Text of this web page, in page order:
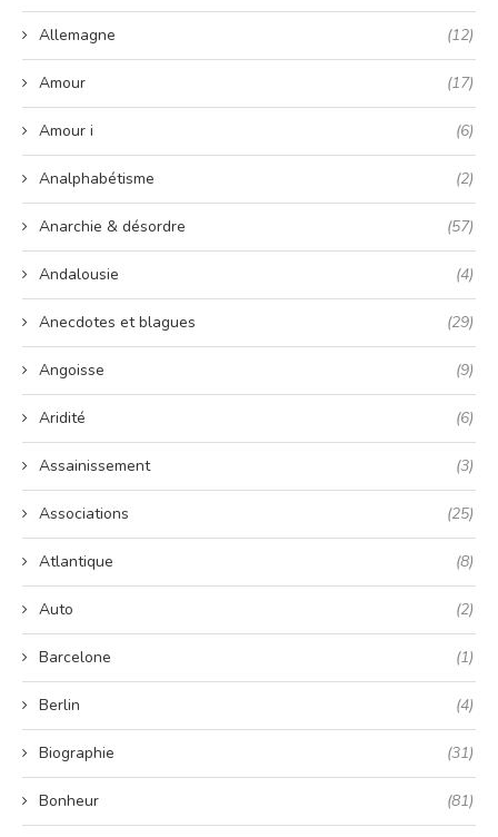
Allemagne (12)
Amour (17)
Amour i (6)
Analphabétisme (2)
Anarchie & désordre (57)
Andalousie (4)
Anecdotes et blagues (29)
Angoisse (9)
Aridité (6)
Assainissement (3)
Associations (25)
Atlantique (8)
Auto (2)
Barcelone (1)
Berlin (4)
Biographie (31)
Bonheur (81)